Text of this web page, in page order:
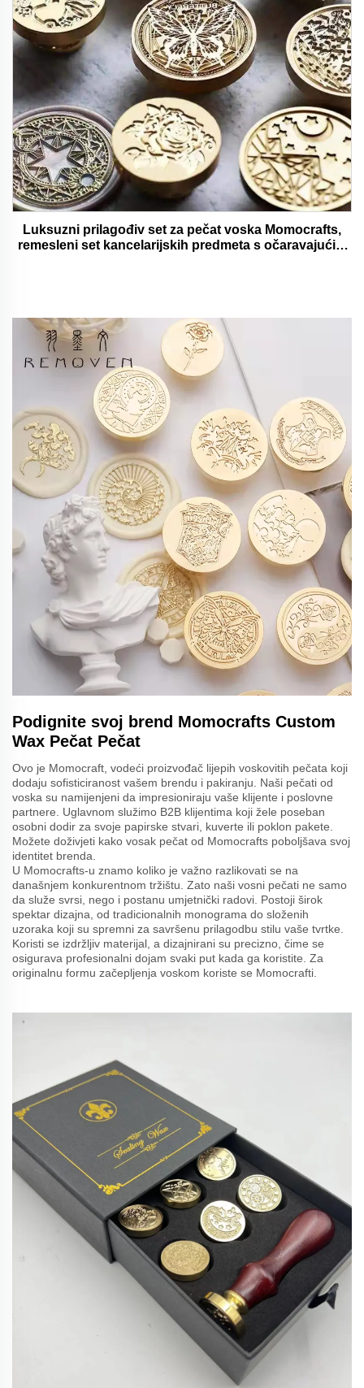
Luksuzni prilagođiv set za pečat voska Momocrafts,
remesleni set kancelarijskih predmeta s očaravajućim
Podignite svoj brend Momocrafts Custom
Wax Pečat Pečat
Ovo je Momocraft, vodeći proizvođač lijepih voskovitih pečata koji
dodaju sofisticiranost vašem brendu i pakiranju. Naši pečati od
voska su namijenjeni da impresioniraju vaše klijente i poslovne
partnere. Uglavnom služimo B2B klijentima koji žele poseban
osobni dodir za svoje papirske stvari, kuverte ili poklon pakete.
Možete doživjeti kako vosak pečat od Momocrafts poboljšava svoj
identitet brenda.
U Momocrafts-u znamo koliko je važno razlikovati se na
današnjem konkurentnom tržištu. Zato naši vosni pečati ne samo
da služe svrsi, nego i postanu umjetnički radovi. Postoji širok
spektar dizajna, od tradicionalnih monograma do složenih
uzoraka koji su spremni za savršenu prilagodbu stilu vaše tvrtke.
Koristi se izdržljiv materijal, a dizajnirani su precizno, čime se
osigurava profesionalni dojam svaki put kada ga koristite. Za
originalnu formu začepljenja voskom koriste se Momocrafti.